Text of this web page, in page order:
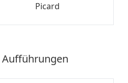
Picard
Aufführungen